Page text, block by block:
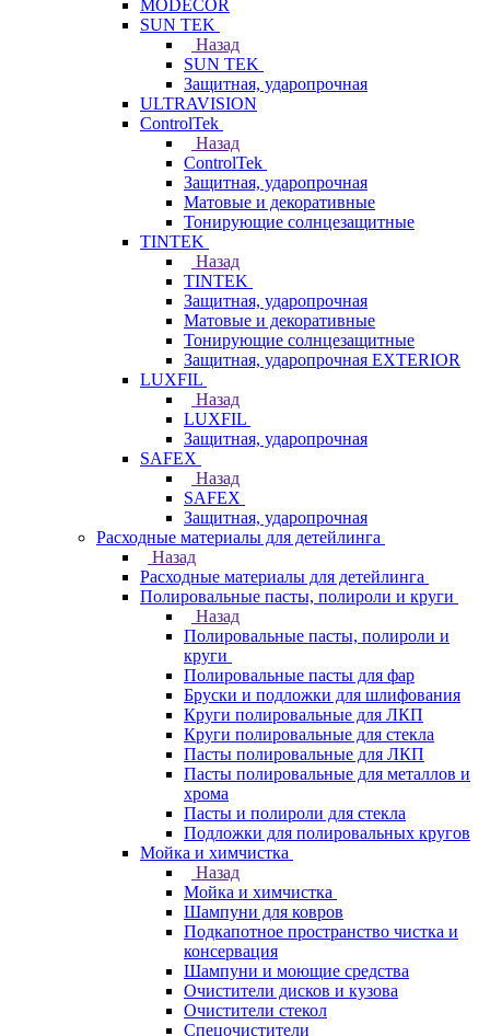
MODECOR
SUN TEK
Назад
SUN TEK
Защитная, ударопрочная
ULTRAVISION
ControlTek
Назад
ControlTek
Защитная, ударопрочная
Матовые и декоративные
Тонирующие солнцезащитные
TINTEK
Назад
TINTEK
Защитная, ударопрочная
Матовые и декоративные
Тонирующие солнцезащитные
Защитная, ударопрочная EXTERIOR
LUXFIL
Назад
LUXFIL
Защитная, ударопрочная
SAFEX
Назад
SAFEX
Защитная, ударопрочная
Расходные материалы для детейлинга
Назад
Расходные материалы для детейлинга
Полировальные пасты, полироли и круги
Назад
Полировальные пасты, полироли и
круги
Полировальные пасты для фар
Бруски и подложки для шлифования
Круги полировальные для ЛКП
Круги полировальные для стекла
Пасты полировальные для ЛКП
Пасты полировальные для металлов и
хрома
Пасты и полироли для стекла
Подложки для полировальных кругов
Мойка и химчистка
Назад
Мойка и химчистка
Шампуни для ковров
Подкапотное пространство чистка и
консервация
Шампуни и моющие средства
Очистители дисков и кузова
Очистители стекол
Спецочистители